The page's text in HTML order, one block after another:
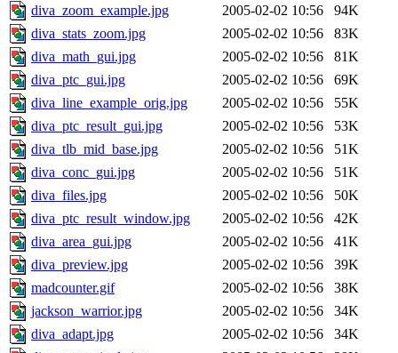
diva_zoom_example.jpg
2005-02-02 10:56
94K
diva_stats_zoom.jpg
2005-02-02 10:56
83K
diva_math_gui.jpg
2005-02-02 10:56
81K
diva_ptc_gui.jpg
2005-02-02 10:56
69K
diva_line_example_orig.jpg
2005-02-02 10:56
55K
diva_ptc_result_gui.jpg
2005-02-02 10:56
53K
diva_tlb_mid_base.jpg
2005-02-02 10:56
51K
diva_conc_gui.jpg
2005-02-02 10:56
51K
diva_files.jpg
2005-02-02 10:56
50K
diva_ptc_result_window.jpg
2005-02-02 10:56
42K
diva_area_gui.jpg
2005-02-02 10:56
41K
diva_preview.jpg
2005-02-02 10:56
39K
madcounter.gif
2005-02-02 10:56
38K
jackson_warrior.jpg
2005-02-02 10:56
34K
diva_adapt.jpg
2005-02-02 10:56
34K